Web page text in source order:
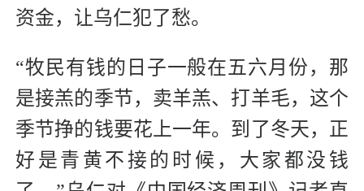
资金，让乌仁犯了愁。
“牧民有钱的日子一般在五六月份，那
是接羔的季节，卖羊羔、打羊毛，这个
季节挣的钱要花上一年。到了冬天，正
好是青黄不接的时候，大家都没钱